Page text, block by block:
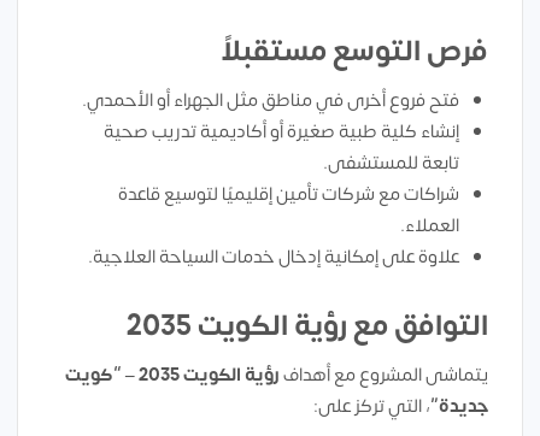
فرص التوسع مستقبلاً
فتح فروع أخرى في مناطق مثل الجهراء أو الأحمدي.
إنشاء كلية طبية صغيرة أو أكاديمية تدريب صحية
تابعة للمستشفى.
شراكات مع شركات تأمين إقليميًا لتوسيع قاعدة
العملاء.
علاوة على إمكانية إدخال خدمات السياحة العلاجية.
التوافق مع رؤية الكويت 2035
يتماشى المشروع مع أهداف
رؤية الكويت 2035 – “كويت
جديدة”، التي تركز على: